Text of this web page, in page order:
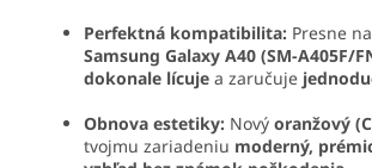
Perfektná kompatibilita: Presne
Samsung Galaxy A40 (SM-A405F/
dokonale lícuje a zaručuje
Obnova estetiky: Nový oranžový
tvojmu zariadeniu moderný,